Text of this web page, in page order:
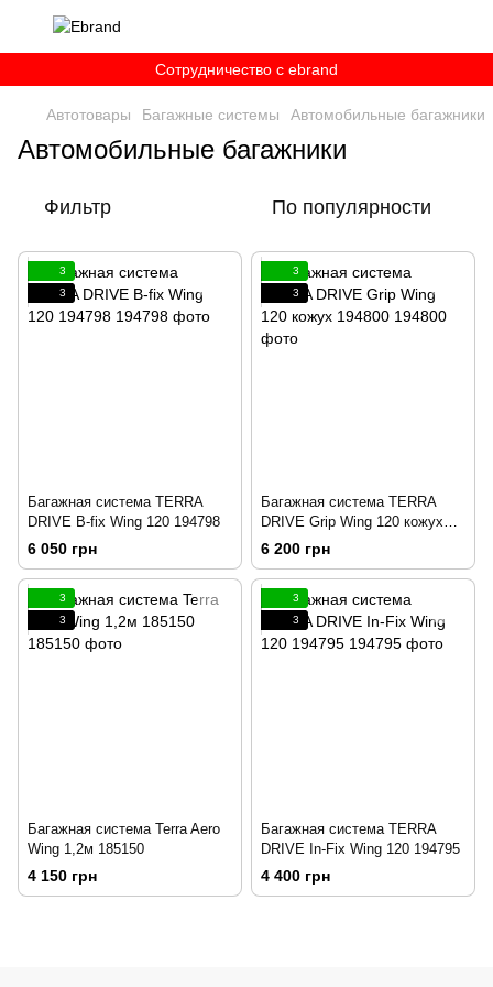
Сотрудничество c ebrand
Автотовары Багажные системы Автомобильные багажники
Автомобильные багажники
Фильтр По популярности
3
3
Багажная система TERRA
DRIVE B-fix Wing 120 194798
6 050 грн
3
3
Багажная система TERRA
DRIVE Grip Wing 120 кожух
194800
6 200 грн
3
3
Багажная система Terra Aero
Wing 1,2м 185150
4 150 грн
3
3
Багажная система TERRA
DRIVE In-Fix Wing 120 194795
4 400 грн